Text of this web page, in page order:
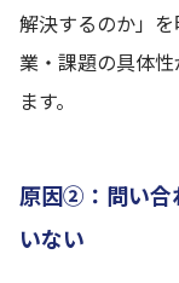
解決するのか」
業・課題の具体
ます。
原因②：問い合
いない